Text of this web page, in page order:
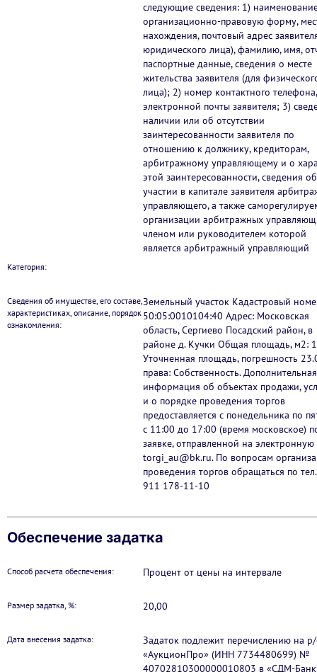
следующие сведения: 1)
организационно-правовую форму,
нахождения, почтовый адрес
юридического лица), фамилию, имя,
паспортные данные, сведения о месте
жительства заявителя (для
лица); 2) номер контактного
электронной почты заявителя; 3)
наличии или об отсутствии
заинтересованности заявителя по
отношению к должнику, кредиторам,
арбитражному управляющему и о
этой заинтересованности, сведения об
участии в капитале заявителя
управляющего, а также
организации арбитражных
членом или руководителем которой
является арбитражный управляющий
Категория:
Сведения об имуществе, его составе,
характеристиках, описание, порядок
ознакомления:
Земельный участок Кадастровый
50:05:0010104:40 Адрес: Московская
область, Сергиево Посадский район, в
районе д. Кучки Общая площадь, м2:
Уточненная площадь, погрешность
права: Собственность. Дополнительная
информация об объектах продажи,
и о порядке проведения торгов
предоставляется с понедельника по
с 11:00 до 17:00 (время московское)
заявке, отправленной на электронную
torgi_au@bk.ru. По вопросам
проведения торгов обращаться по
911 178-11-10
Обеспечение задатка
Способ расчета обеспечения: Процент от цены на интервале
Размер задатка, %: 20,00
Дата внесения задатка:
Задаток подлежит перечислению на
«АукционПро» (ИНН 7734480699) №
40702810300000010803 в «СДМ-